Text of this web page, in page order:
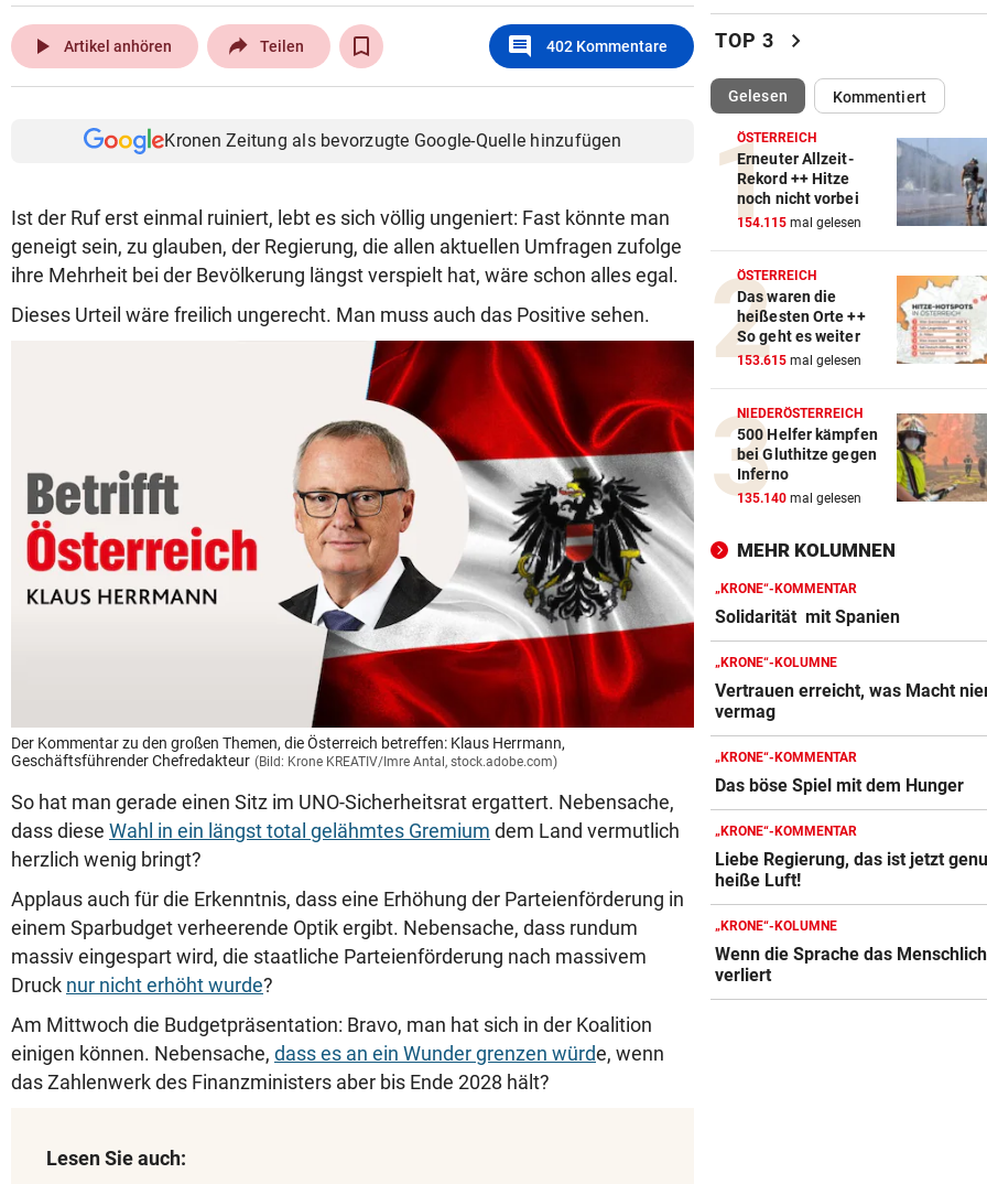
play_arrow Artikel anhören Teilen comment 402 Kommentare
Kronen Zeitung als bevorzugte Google-Quelle hinzufügen
Ist der Ruf erst einmal ruiniert, lebt es sich völlig ungeniert: Fast könnte man
geneigt sein, zu glauben, der Regierung, die allen aktuellen Umfragen zufolge
ihre Mehrheit bei der Bevölkerung längst verspielt hat, wäre schon alles egal.
Dieses Urteil wäre freilich ungerecht. Man muss auch das Positive sehen.
Der Kommentar zu den großen Themen, die Österreich betreffen: Klaus Herrmann,
Geschäftsführender Chefredakteur (Bild: Krone KREATIV/Imre Antal, stock.adobe.com)
So hat man gerade einen Sitz im UNO-Sicherheitsrat ergattert. Nebensache,
dass diese Wahl in ein längst total gelähmtes Gremium dem Land vermutlich
herzlich wenig bringt?
Applaus auch für die Erkenntnis, dass eine Erhöhung der Parteienförderung in
einem Sparbudget verheerende Optik ergibt. Nebensache, dass rundum
massiv eingespart wird, die staatliche Parteienförderung nach massivem
Druck nur nicht erhöht wurde?
Am Mittwoch die Budgetpräsentation: Bravo, man hat sich in der Koalition
einigen können. Nebensache, dass es an ein Wunder grenzen würde, wenn
das Zahlenwerk des Finanzministers aber bis Ende 2028 hält?
Lesen Sie auch:
Ort verunreinigt!
Lebenslange Haft nach Auto-
Anschlag in München
RÜCKSCHLAG FÜR ÖSV-ASS
Sturz von Lamparter: Jetzt
Diagnose da!
Notruf abgebrochen: Suche
verletztem Wanderer
ABREISE AUS SAALFELDEN
RB-Star verabschiedet sich:
Rekorddeal steht bevor
EIN STÜRMER FEHLT
Was die Austria heute in
Sabitzer heiß begehrt – wird
zum Knackpunkt?
NÄCHSTE ABHÖR-AFFÄRE:
SPÖ und ÖVP wollen die
Lederer aussitzen
OSV-DUO IN PARIS
Knoll und Lotfi ziehen vom
ins EM-Finale ein
PLUS FÜNF PROZENT
neuen Höhenflug hin
REKORDSOMMER IN Ö
Hitze, Brände, Unwetter:
TOP 3 chevron_right
Gelesen(ausgewählt)Kommentiert
ÖSTERREICH
Erneuter Allzeit-
Rekord ++ Hitze
noch nicht vorbei
154.115 mal gelesen
ÖSTERREICH
Das waren die
heißesten Orte ++
So geht es weiter
153.615 mal gelesen
NIEDERÖSTERREICH
500 Helfer kämpfen
bei Gluthitze gegen
Inferno
135.140 mal gelesen
MEHR KOLUMNEN
„KRONE“-KOMMENTAR
Solidarität mit Spanien
„KRONE“-KOLUMNE
Vertrauen erreicht, was Macht
vermag
„KRONE“-KOMMENTAR
Das böse Spiel mit dem Hunger
„KRONE“-KOMMENTAR
Liebe Regierung, das ist jetzt
heiße Luft!
„KRONE“-KOLUMNE
Wenn die Sprache das
verliert